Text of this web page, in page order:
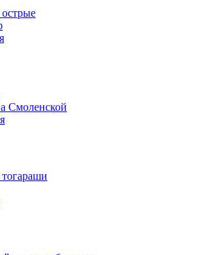
Смоленской